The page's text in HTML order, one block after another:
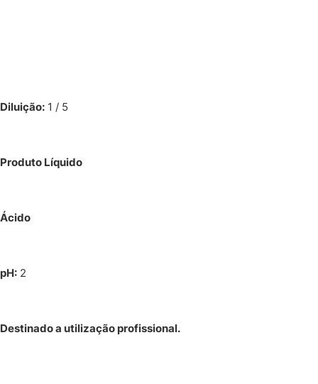
Diluição: 1 / 5
Produto Líquido
Ácido
pH: 2
Destinado a utilização profissional.